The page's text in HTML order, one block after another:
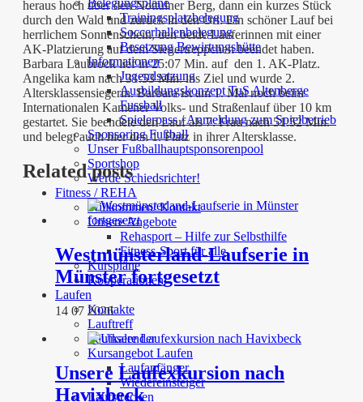
Belegungspläne
Trainingsplatzbelegung
Soccerhallenbelegung
Besetzung Bewirtungshütte
Informationen
Jugendsatzung
Ausbildungskonzept TuS Altenberge
Fussball
Spielerpass / Anmeldung zum Spielbetrieb
Sponsoring Fußball
Unser Fußballhauptsponsorenpool
Sportshop
Werde Schiedsrichter!
Fitness / REHA
Willkommen/ Kontakt
Unsere Angebote
Rehasport – Hilfe zur Selbsthilfe
Fitness-Sport für alle
Kurspläne
Kooperationen
Laufen
Kontakte
Lauftreff
Laufkalender
Kursangebot Laufen
Laufanfänger
Wiedereinsteiger
Laufstrecken
heraus hoch über den Nottulner Berg, dann ein kurzes Stück
durch den Wald und zurück in den Ort. Ein schöner Lauf bei
herrlichem Sonnenschein, den beide Läuferinnen mit einer
AK-Platzierung auf dem Siegertreppchen beendet haben.
Barbara Laubrock lief in 25:07 Min. auf den 1. AK-Platz.
Angelika kam nach 31:53 Min. ins Ziel und wurde 2.
Altersklassensiegerin. Barbara ist am 1. Mai noch beim
Internationalen Kamener Volks- und Straßenlauf über 10 km
gestartet. Sie beendete den Lauf als 7. Frau nach 51:52 Min.
und belegt auch hier den 1. Platz in ihrer Altersklasse.
Related posts
Westmünsterland-Laufserie in
Münster fortgesetzt
14 07 2026
Unsere Laufexkursion nach
Havixbeck